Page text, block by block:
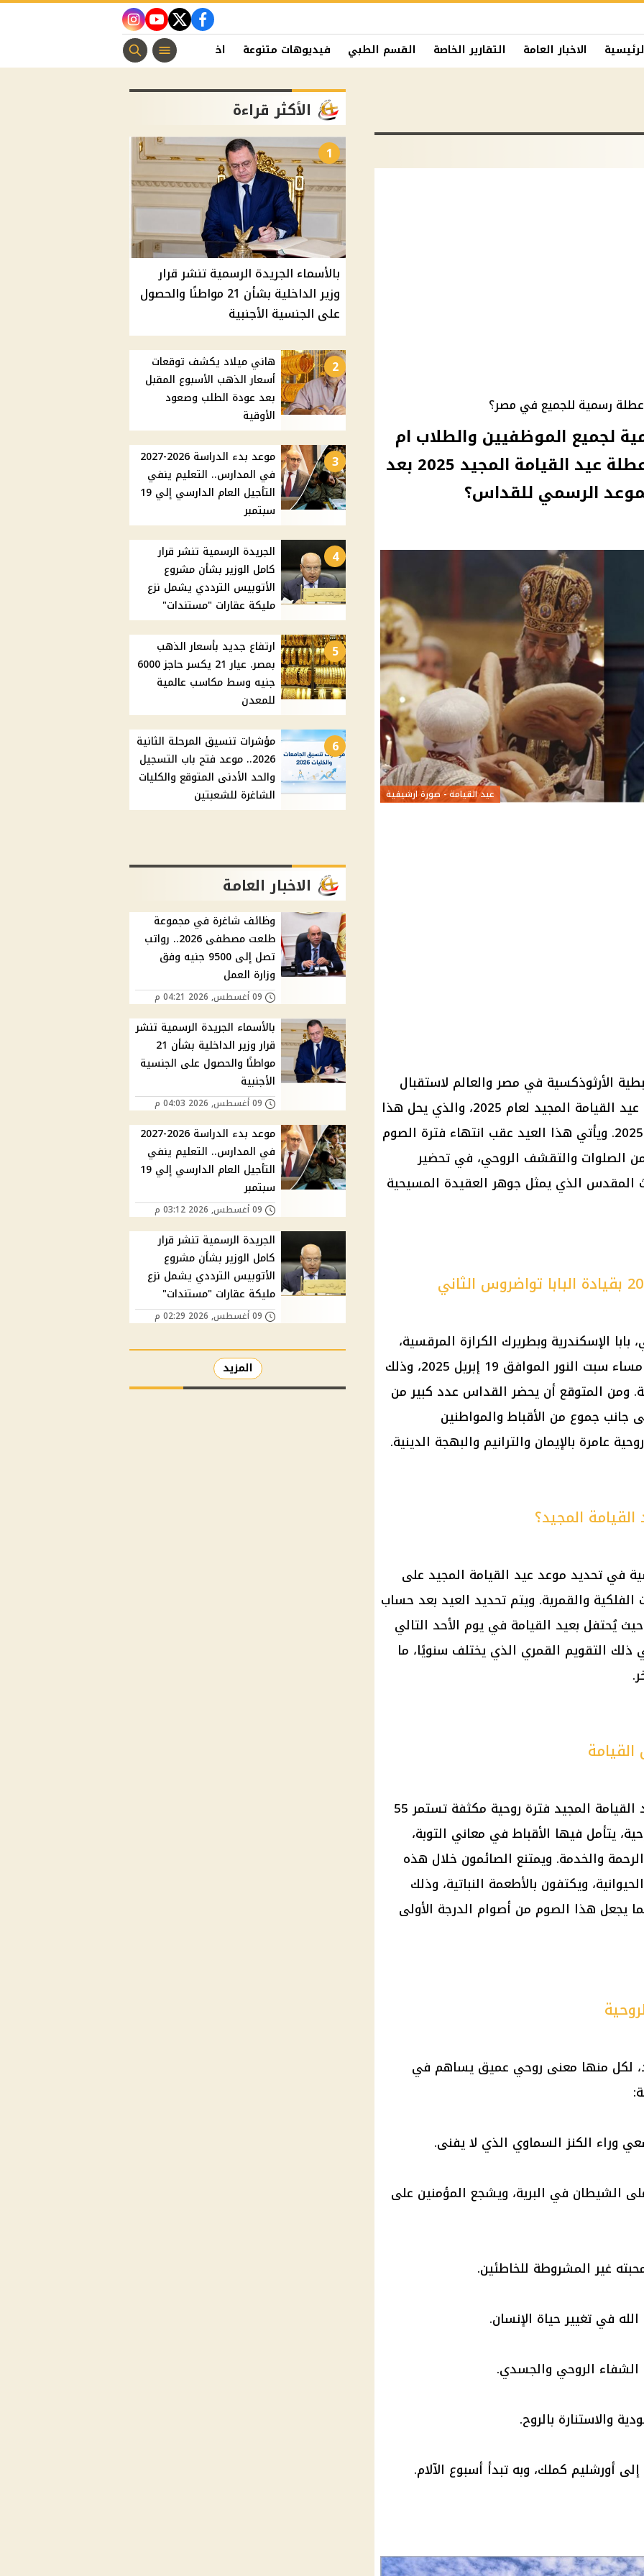
facebook
twitter
youtube
instagram
الاخبار العامة التقارير الخاصة القسم الطبي فيديوهات متنوعة اخبار الفن منوعات مسيحية
لجميع الموظفيين والطلاب ام
لا .. هل حسمت الحكومة عطلة عيد القيامة المجيد 2025 بعد
الرسمي للقداس؟
عيد القيامة - صورة ارشيفية
الأرثوذكسية في مصر والعالم لاستقبال
أحد أعظم وأهم الأعياد المسيحية، عيد القيامة المجيد لعام 2025، والذي يحل هذا
العام يوم الأحد الموافق 20 إبريل 2025. ويأتي هذا العيد عقب انتهاء فترة الصوم
تستمر لمدة 55 يومًا من الصلوات والتقشف الروحي، في تحضير
الذي يمثل جوهر العقيدة المسيحية
الإسكندرية وبطريرك الكرازة المرقسية،
صلوات قداس عيد القيامة المجيد مساء سبت النور الموافق 19 إبريل 2025، وذلك
ومن المتوقع أن يحضر القداس عدد كبير من
جانب جموع من الأقباط والمواطنين
عامرة بالإيمان والترانيم والبهجة الدينية.
المجيد؟
في تحديد موعد عيد القيامة المجيد على
الفلكية والقمرية. ويتم تحديد العيد بعد حساب
يُحتفل بعيد القيامة في يوم الأحد التالي
التقويم القمري الذي يختلف سنويًا، ما
القيامة المجيد
فترة روحية مكثفة تستمر 55
يتأمل فيها الأقباط في معاني التوبة،
والخدمة. ويمتنع الصائمون خلال هذه
ويكتفون بالأطعمة النباتية، وذلك
يجعل هذا الصوم من أصوام الدرجة الأولى
لكل منها معنى روحي عميق يساهم في
وراء الكنز السماوي الذي لا يفنى.
الشيطان في البرية، ويشجع المؤمنين على
غير المشروطة للخاطئين.
في تغيير حياة الإنسان.
الروحي والجسدي.
والاستنارة بالروح.
إلى أورشليم كملك، وبه تبدأ أسبوع الآلام.
الأكثر قراءة
1
بالأسماء الجريدة الرسمية تنشر قرار
وزير الداخلية بشأن 21 مواطنًا والحصول
على الجنسية الأجنبية
2
هاني ميلاد يكشف توقعات
أسعار الذهب الأسبوع المقبل
بعد عودة الطلب وصعود
الأوقية
3
موعد بدء الدراسة 2026-2027
في المدارس.. التعليم ينفي
التأجيل العام الدارسي إلي 19
سبتمبر
4
الجريدة الرسمية تنشر قرار
كامل الوزير بشأن مشروع
الأتوبيس الترددي يشمل نزع
مليكة عقارات "مستندات"
5
ارتفاع جديد بأسعار الذهب
بمصر. عيار 21 يكسر حاجز 6000
جنيه وسط مكاسب عالمية
للمعدن
6
مؤشرات تنسيق المرحلة الثانية
2026.. موعد فتح باب التسجيل
والحد الأدنى المتوقع والكليات
الشاغرة للشعبتين
الاخبار العامة
وظائف شاغرة في مجموعة
طلعت مصطفى 2026.. رواتب
تصل إلى 9500 جنيه وفق
وزارة العمل
09 أغسطس, 2026 04:21 م
بالأسماء الجريدة الرسمية تنشر
قرار وزير الداخلية بشأن 21
مواطنًا والحصول على الجنسية
الأجنبية
09 أغسطس, 2026 04:03 م
موعد بدء الدراسة 2026-2027
في المدارس.. التعليم ينفي
التأجيل العام الدارسي إلي 19
سبتمبر
09 أغسطس, 2026 03:12 م
الجريدة الرسمية تنشر قرار
كامل الوزير بشأن مشروع
الأتوبيس الترددي يشمل نزع
مليكة عقارات "مستندات"
09 أغسطس, 2026 02:29 م
المزيد